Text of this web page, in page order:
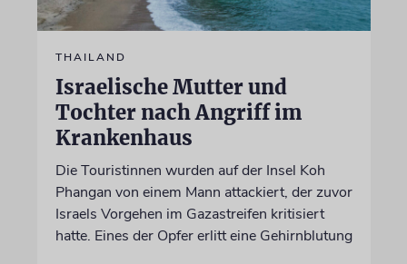
THAILAND
Israelische Mutter und
Tochter nach Angriff im
Krankenhaus
Die Touristinnen wurden auf der Insel Koh
Phangan von einem Mann attackiert, der zuvor
Israels Vorgehen im Gazastreifen kritisiert
hatte. Eines der Opfer erlitt eine Gehirnblutung